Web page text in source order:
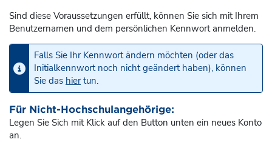
Sind diese Voraussetzungen erfüllt, können Sie sich mit Ihrem
Benutzernamen und dem persönlichen Kennwort anmelden.
Falls Sie Ihr Kennwort ändern möchten (oder das
Initialkennwort noch nicht geändert haben), können
Sie das hiertun.
Für Nicht-Hochschulangehörige:
Legen Sie Sich mit Klick auf den Button unten ein neues Konto
an.